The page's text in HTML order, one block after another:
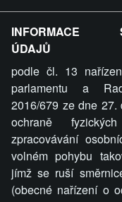
ZVRÁCENÝ.CZ
PRAVIDLA
INFORMACE
ÚDAJŮ
podle čl. 13
parlamentu a
2016/679 ze dne 27.
ochraně
zpracovávání
volném pohybu
jímž se ruší
(obecné nařízení o